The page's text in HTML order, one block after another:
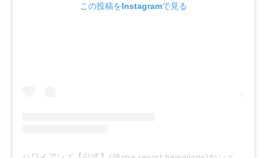
この投稿をInstagramで見る